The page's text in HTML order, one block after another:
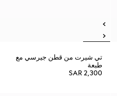
تي شيرت من قطن جيرسي مع
طبعة
SAR 2,300